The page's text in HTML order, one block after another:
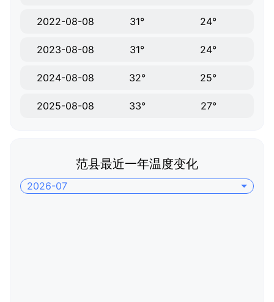
2022-08-08 31° 24°
2023-08-08 31° 24°
2024-08-08 32° 25°
2025-08-08 33° 27°
范县最近一年温度变化
2026-07